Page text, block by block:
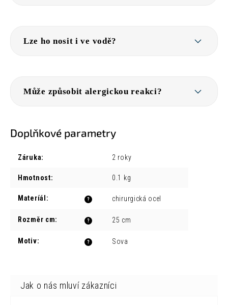
Lze ho nosit i ve vodě?
Může způsobit alergickou reakci?
Doplňkové parametry
Záruka: 2 roky
Hmotnost: 0.1 kg
?
Materíál : chirurgická ocel
?
Rozměr cm: 25 cm
?
Motiv: Sova